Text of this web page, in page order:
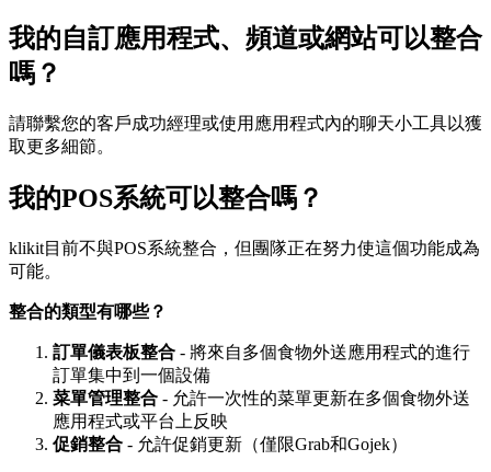
我的自訂應用程式、頻道或網站可以整合
嗎？
請聯繫您的客戶成功經理或使用應用程式內的聊天小工具以獲
取更多細節。
我的POS系統可以整合嗎？
klikit目前不與POS系統整合，但團隊正在努力使這個功能成為
可能。
整合的類型有哪些？
訂單儀表板整合 - 將來自多個食物外送應用程式的進行
訂單集中到一個設備
菜單管理整合 - 允許一次性的菜單更新在多個食物外送
應用程式或平台上反映
促銷整合 - 允許促銷更新（僅限Grab和Gojek）